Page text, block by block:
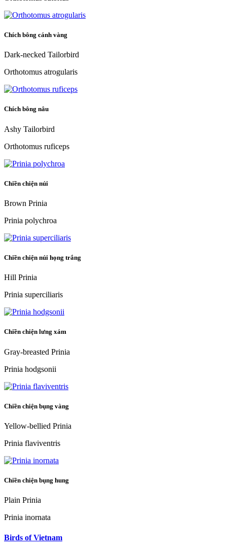
Chích bông cánh vàng
Dark-necked Tailorbird
Orthotomus atrogularis
Chích bông nâu
Ashy Tailorbird
Orthotomus ruficeps
Chiền chiện núi
Brown Prinia
Prinia polychroa
Chiền chiện núi họng trắng
Hill Prinia
Prinia superciliaris
Chiền chiện lưng xám
Gray-breasted Prinia
Prinia hodgsonii
Chiền chiện bụng vàng
Yellow-bellied Prinia
Prinia flaviventris
Chiền chiện bụng hung
Plain Prinia
Prinia inornata
Birds of Vietnam